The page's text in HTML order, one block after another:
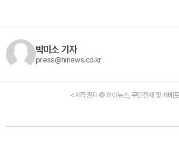
박미소 기자
press@hinews.co.kr
<저작권자 © 하이뉴스, 무단전재 및 재배